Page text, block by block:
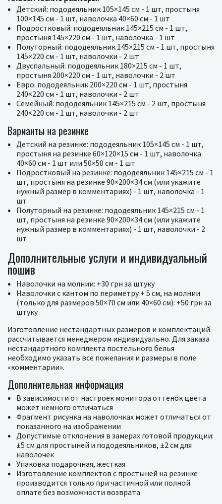
Детский: пододеяльник 105×145 см - 1 шт, простыня
100×145 см - 1 шт, наволочка 40×60 см - 1 шт
Подростковый: пододеяльник 145×215 см - 1 шт,
простыня 145×220 см - 1 шт, наволочка - 1 шт
Полуторный: пододеяльник 145×215 см - 1 шт, простыня
145×220 см - 1 шт, наволочки - 2 шт
Двуспальный: пододеяльник 180×215 см - 1 шт,
простыня 200×220 см - 1 шт, наволочки - 2 шт
Евро: пододеяльник 200×220 см - 1 шт, простыня
240×220 см - 1 шт, наволочки - 2 шт
Семейный: пододеяльник 145×215 см - 2 шт, простыня
240×220 см - 1 шт, наволочки - 2 шт
Варианты на резинке
Детский на резинке: пододеяльник 105×145 см - 1 шт,
простыня на резинке 60×120×15 см - 1 шт, наволочка
40×60 см - 1 шт или 50×50 см - 1 шт
Подростковый на резинке: пододеяльник 145×215 см - 1
шт, простыня на резинке 90×200×34 см (или укажите
нужный размер в комментариях) - 1 шт, наволочка - 1
шт
Полуторный на резинке: пододеяльник 145×215 см - 1
шт, простыня на резинке 90×200×34 см (или укажите
нужный размер в комментариях) - 1 шт, наволочки - 2
шт
Дополнительные услуги и индивидуальный
пошив
Наволочки на молнии: +30 грн за штуку
Наволочки с кантом по периметру + 5 см, на молнии
(только для размеров 50×70 см или 40×60 см): +50 грн за
штуку
Изготовление нестандартных размеров и комплектаций
рассчитывается менеджером индивидуально. Для заказа
нестандартного комплекта постельного белья
необходимо указать все пожелания и размеры в поле
«комментарии».
Дополнительная информация
В зависимости от настроек монитора оттенок цвета
может немного отличаться
Фрагмент рисунка на наволочках может отличаться от
показанного на изображении
Допустимые отклонения в замерах готовой продукции:
±5 см для простыней и пододеяльников, ±2 см для
наволочек
Упаковка подарочная, жесткая
Изготовление комплектов с простыней на резинке
производится только при частичной или полной
оплате без возможности возврата